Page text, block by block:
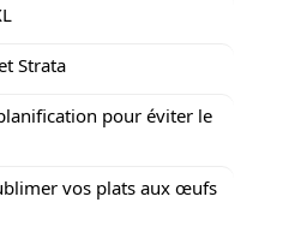
Strata
pour éviter le
vos plats aux œufs